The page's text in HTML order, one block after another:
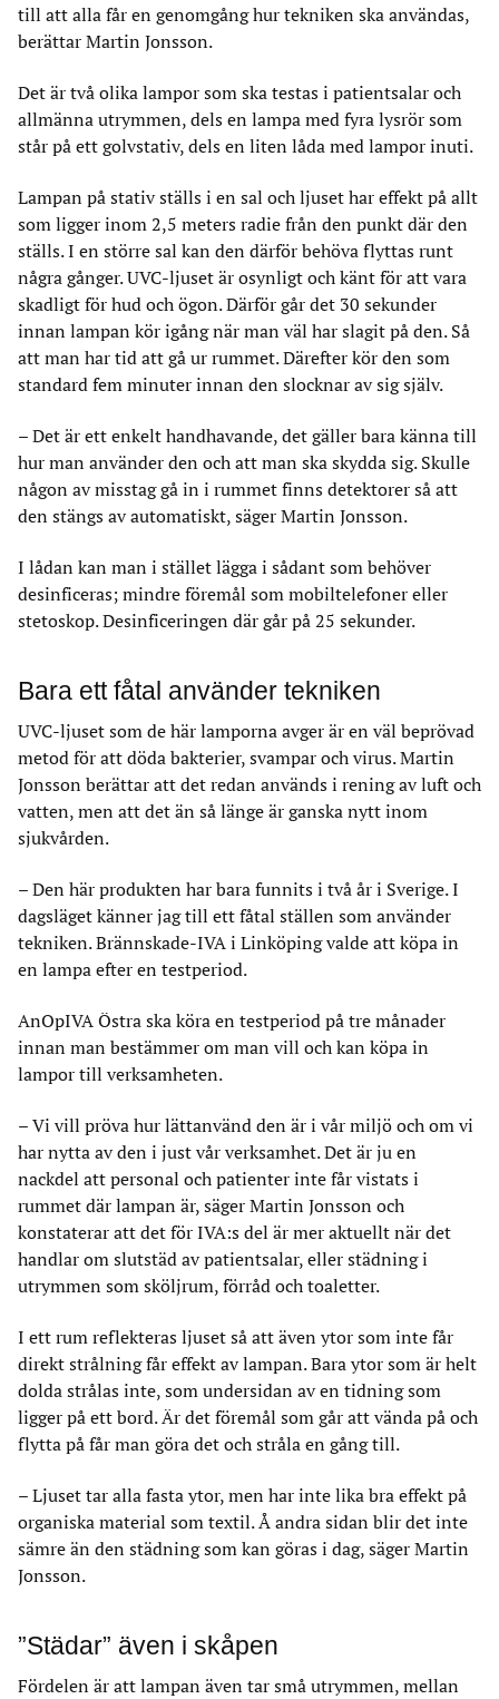
till att alla får en genomgång hur tekniken ska användas,
berättar Martin Jonsson.
Det är två olika lampor som ska testas i patientsalar och
allmänna utrymmen, dels en lampa med fyra lysrör som
står på ett golvstativ, dels en liten låda med lampor inuti.
Lampan på stativ ställs i en sal och ljuset har effekt på allt
som ligger inom 2,5 meters radie från den punkt där den
ställs. I en större sal kan den därför behöva flyttas runt
några gånger. UVC-ljuset är osynligt och känt för att vara
skadligt för hud och ögon. Därför går det 30 sekunder
innan lampan kör igång när man väl har slagit på den. Så
att man har tid att gå ur rummet. Därefter kör den som
standard fem minuter innan den slocknar av sig själv.
– Det är ett enkelt handhavande, det gäller bara känna till
hur man använder den och att man ska skydda sig. Skulle
någon av misstag gå in i rummet finns detektorer så att
den stängs av automatiskt, säger Martin Jonsson.
I lådan kan man i stället lägga i sådant som behöver
desinficeras; mindre föremål som mobiltelefoner eller
stetoskop. Desinficeringen där går på 25 sekunder.
Bara ett fåtal använder tekniken
UVC-ljuset som de här lamporna avger är en väl beprövad
metod för att döda bakterier, svampar och virus. Martin
Jonsson berättar att det redan används i rening av luft och
vatten, men att det än så länge är ganska nytt inom
sjukvården.
– Den här produkten har bara funnits i två år i Sverige. I
dagsläget känner jag till ett fåtal ställen som använder
tekniken. Brännskade-IVA i Linköping valde att köpa in
en lampa efter en testperiod.
AnOpIVA Östra ska köra en testperiod på tre månader
innan man bestämmer om man vill och kan köpa in
lampor till verksamheten.
– Vi vill pröva hur lättanvänd den är i vår miljö och om vi
har nytta av den i just vår verksamhet. Det är ju en
nackdel att personal och patienter inte får vistats i
rummet där lampan är, säger Martin Jonsson och
konstaterar att det för IVA:s del är mer aktuellt när det
handlar om slutstäd av patientsalar, eller städning i
utrymmen som sköljrum, förråd och toaletter.
I ett rum reflekteras ljuset så att även ytor som inte får
direkt strålning får effekt av lampan. Bara ytor som är helt
dolda strålas inte, som undersidan av en tidning som
ligger på ett bord. Är det föremål som går att vända på och
flytta på får man göra det och stråla en gång till.
– Ljuset tar alla fasta ytor, men har inte lika bra effekt på
organiska material som textil. Å andra sidan blir det inte
sämre än den städning som kan göras i dag, säger Martin
Jonsson.
”Städar” även i skåpen
Fördelen är att lampan även tar små utrymmen, mellan